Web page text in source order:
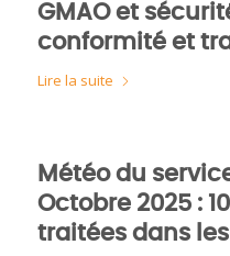
GMAO et
conformité et
Lire la suite
Météo du
Octobre 2025 :
traitées dans